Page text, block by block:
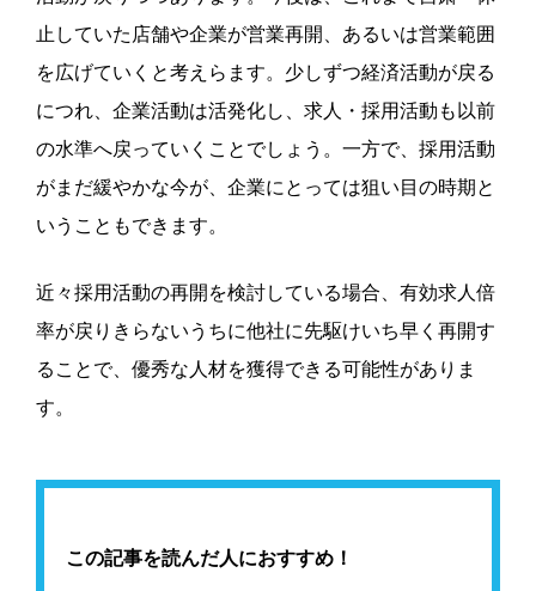
止していた店舗や企業が営業再開、あるいは営業範囲
を広げていくと考えらます。 少しずつ経済活動が戻る
につれ、企業活動は活発化し、求人・採用活動も以前
の水準へ戻っていくことでしょう。一方で、採用活動
がまだ緩やかな今が、企業にとっては狙い目の時期と
いうこともできます。
近々採用活動の再開を検討している場合、有効求人倍
率が戻りきらないうちに他社に先駆けいち早く再開す
ることで、優秀な人材を獲得できる可能性がありま
す。
この記事を読んだ人におすすめ！